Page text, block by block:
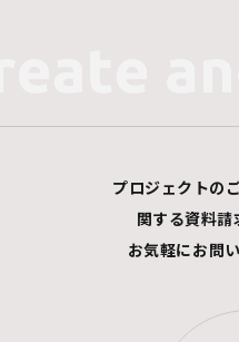
プロジェクトの
関する資料請
お気軽にお問